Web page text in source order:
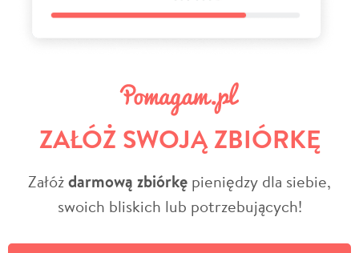
ZAŁÓŻ SWOJĄ ZBIÓRKĘ
Załóżdarmową zbiórkę pieniędzy dla siebie,
swoich bliskich lub potrzebujących!